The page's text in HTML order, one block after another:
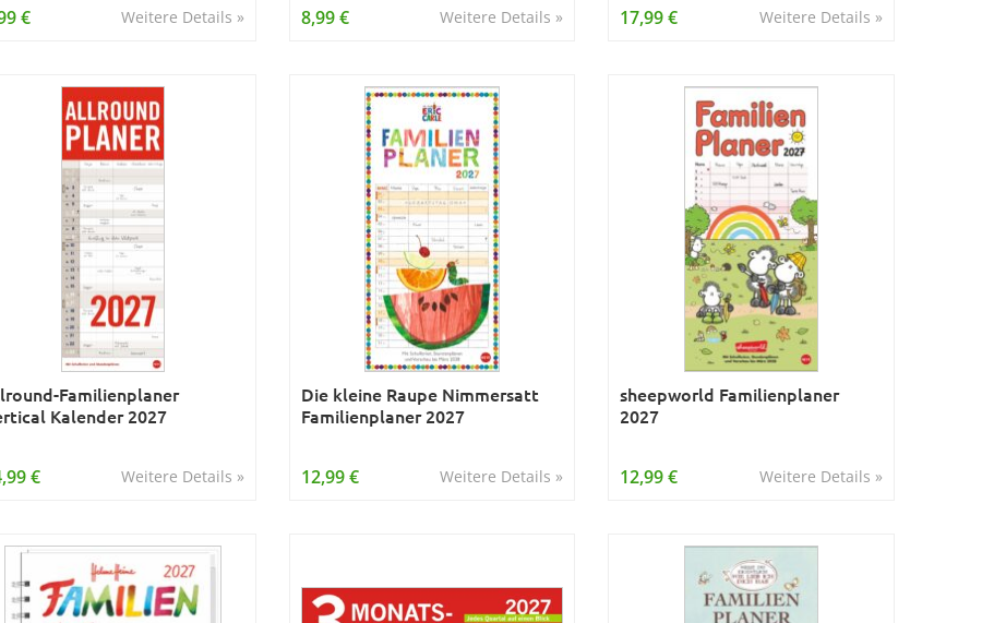
Weitere Details »
€ Weitere Details »
8,99 € Weitere Details »
17,99 €
Familienplaner
Kalender 2027
Weitere Details »
€
Die kleine Raupe Nimmersatt
Familienplaner 2027
Weitere Details »
12,99 €
sheepworld Familienplaner
2027
Weitere Details »
12,99 €